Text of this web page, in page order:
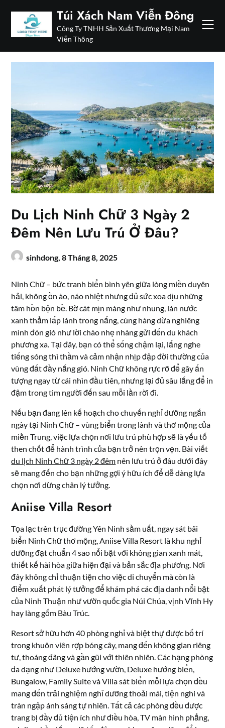
content
Túi Xách Nam Viễn Đông
Công Ty TNHH Sản Xuất Thương Mại Nam
Viễn Thông
Du Lịch Ninh Chữ 3 Ngày 2
Đêm Nên Lưu Trú Ở Đâu?
sinhdong,8 Tháng 8, 2025
Ninh Chữ – bức tranh biển bình yên giữa lòng miền duyên
hải, không ồn ào, náo nhiệt nhưng đủ sức xoa dịu những
tâm hồn bộn bề. Bờ cát mịn màng như nhung, làn nước
xanh thẳm lấp lánh trong nắng, cùng hàng dừa nghiêng
mình đón gió như lời chào nhẹ nhàng gửi đến du khách
phương xa. Tại đây, bạn có thể sống chậm lại, lắng nghe
tiếng sóng thì thầm và cảm nhận nhịp đập đời thường của
vùng đất đầy nắng gió. Ninh Chữ không rực rỡ để gây ấn
tượng ngay từ cái nhìn đầu tiên, nhưng lại đủ sâu lắng để in
đậm trong tim người đến sau mỗi lần rời đi.
Nếu bạn đang lên kế hoạch cho chuyến nghỉ dưỡng ngắn
ngày tại Ninh Chữ – vùng biển trong lành và thơ mộng của
miền Trung, việc lựa chọn nơi lưu trú phù hợp sẽ là yếu tố
then chốt để hành trình của bạn trở nên trọn vẹn. Bài viết
du lịch Ninh Chữ 3 ngày 2 đêm nên lưu trú ở đâu dưới đây
sẽ mang đến cho bạn những gợi ý hữu ích để dễ dàng lựa
chọn nơi dừng chân lý tưởng.
Aniise Villa Resort
Tọa lạc trên trục đường Yên Ninh sầm uất, ngay sát bãi
biển Ninh Chữ thơ mộng, Aniise Villa Resort là khu nghỉ
dưỡng đạt chuẩn 4 sao nổi bật với không gian xanh mát,
thiết kế hài hòa giữa hiện đại và bản sắc địa phương. Nơi
đây không chỉ thuận tiện cho việc di chuyển mà còn là
điểm xuất phát lý tưởng để khám phá các địa danh nổi bật
của Ninh Thuận như vườn quốc gia Núi Chúa, vịnh Vĩnh Hy
hay làng gốm Bàu Trúc.
Resort sở hữu hơn 40 phòng nghỉ và biệt thự được bố trí
trong khuôn viên rợp bóng cây, mang đến không gian riêng
tư, thoáng đãng và gần gũi với thiên nhiên. Các hạng phòng
đa dạng như Deluxe hướng vườn, Deluxe hướng biển,
Bungalow, Family Suite và Villa sát biển mỗi lựa chọn đều
mang đến trải nghiệm nghỉ dưỡng thoải mái, tiện nghi và
tràn ngập ánh sáng tự nhiên. Tất cả các phòng đều được
trang bị đầy đủ tiện ích như điều hòa, TV màn hình phẳng,